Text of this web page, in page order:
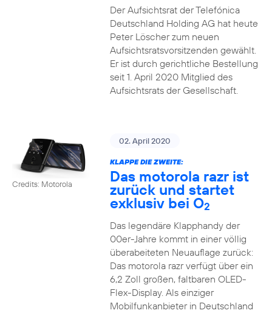
Der Aufsichtsrat der Telefónica
Deutschland Holding AG hat heute
Peter Löscher zum neuen
Aufsichtsratsvorsitzenden gewählt.
Er ist durch gerichtliche Bestellung
seit 1. April 2020 Mitglied des
Aufsichtsrats der Gesellschaft.
Credits: Motorola
02. April 2020
KLAPPE DIE ZWEITE:
Das motorola razr ist
zurück und startet
exklusiv bei O2
Das legendäre Klapphandy der
00er-Jahre kommt in einer völlig
überabeiteten Neuauflage zurück:
Das motorola razr verfügt über ein
6,2 Zoll großen, faltbaren OLED-
Flex-Display. Als einziger
Mobilfunkanbieter in Deutschland